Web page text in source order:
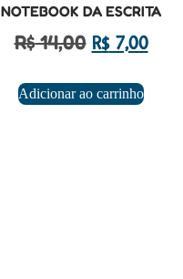
NOTEBOOK DA ESCRITA
R$14,00 R$7,00
Adicionar ao carrinho